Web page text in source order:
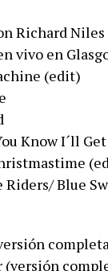
Richard
vivo en
(edit)
Know I´ll Get
Riders/ Blue
(versión